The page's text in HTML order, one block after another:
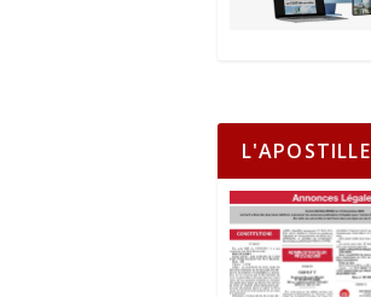
L'APOSTILLE